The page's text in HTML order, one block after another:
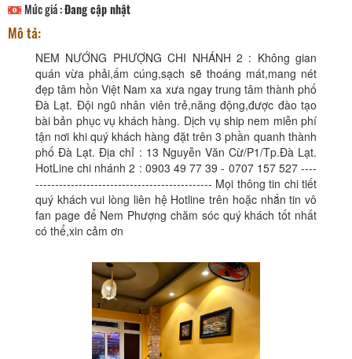
Mức giá :Đang cập nhật
Mô tả:
NEM NƯỚNG PHƯỢNG CHI NHÁNH 2 : Không gian
quán vừa phải,ấm cúng,sạch sẽ thoáng mát,mang nét
đẹp tâm hồn Việt Nam xa xưa ngay trung tâm thành phố
Đà Lạt. Đội ngũ nhân viên trẻ,năng động,được đào tạo
bài bản phục vụ khách hàng. Dịch vụ ship nem miễn phí
tận nơi khi quý khách hàng đặt trên 3 phần quanh thành
phố Đà Lạt. Địa chỉ : 13 Nguyễn Văn Cừ/P1/Tp.Đà Lạt.
HotLine chi nhánh 2 : 0903 49 77 39 - 0707 157 527 ----
--------------------------------------------- Mọi thông tin chi tiết
quý khách vui lòng liên hệ Hotline trên hoặc nhắn tin vô
fan page để Nem Phượng chăm sóc quý khách tốt nhất
có thể,xin cảm ơn